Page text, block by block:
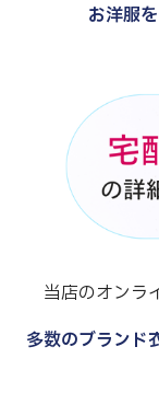
お洋服
当店のオンラ
多数のブランド